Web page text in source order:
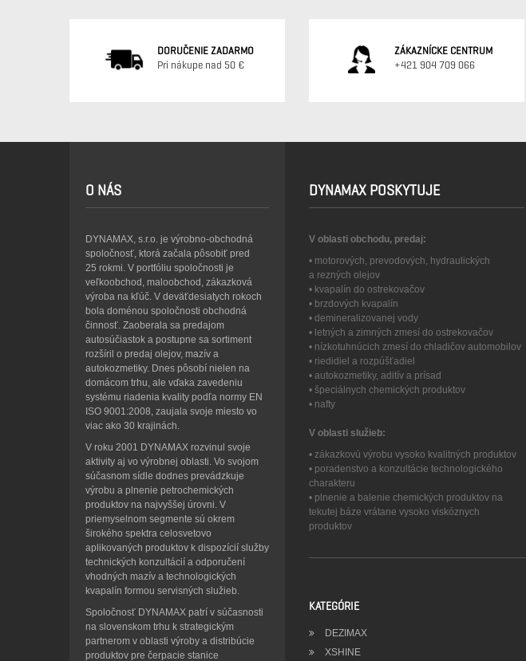
DORUČENIE ZADARMO
Pri nákupe nad 50 €
ZÁKAZNÍCKE CENTRUM
+421 904 709 066
O NÁS
DYNAMAX, s.r.o. je výrobno-obchodná
spoločnosť, ktorá začala pôsobiť pred
25 rokmi. V portfóliu spoločnosti je
veľkoobchod, maloobchod, zákazková
výroba na kľúč. V deväťdesiatych rokoch
bola doménou spoločnosti obchodná
činnosť. Zaoberala sa predajom
autosúčiastok a postupne sa sortiment
rozšíril o predaj olejov, mazív a
autokozmetiky. Dnes pôsobí nielen na
domácom trhu, ale vďaka zavedeniu
systému riadenia kvality podľa normy EN
ISO 9001:2008, zaujala svoje miesto vo
viac ako 30 krajinách.
V roku 2001 DYNAMAX rozvinul svoje
aktivity aj vo výrobnej oblasti. Vo svojom
súčasnom sídle dodnes prevádzkuje
výrobu a plnenie petrochemických
produktov na najvyššej úrovni. V
priemyselnom segmente sú okrem
širokého spektra celosvetovo
aplikovaných produktov k dispozícií služby
technických konzultácií a odporučení
vhodných mazív a technologických
kvapalín formou servisných služieb.
Spoločnosť DYNAMAX patrí v súčasnosti
na slovenskom trhu k strategickým
partnerom v oblasti výroby a distribúcie
produktov pre čerpacie stanice
DYNAMAX POSKYTUJE
V oblasti obchodu, predaj:
• motorových, prevodových, hydraulických
a rezných olejov
• kvapalín do ostrekovačov
• brzdových kvapalín
• demineralizovanej vody
• letných a zimných zmesí do ostrekovačov
• nízkotuhnúcich zmesí do chladičov automobilov
• riedidiel a rozpúšťadiel
• autokozmetiky, aditív a prísad
• špeciálnych chemických produktov
• nafty
V oblasti služieb:
• zákazkovú výrobu vysoko kvalitných produktov
• poradenstvo a konzultácie technologického
charakteru
• plnenie a balenie chemických produktov na
tekutej báze vrátane vysoko viskóznych
produktov
KATEGÓRIE
DEZIMAX
XSHINE